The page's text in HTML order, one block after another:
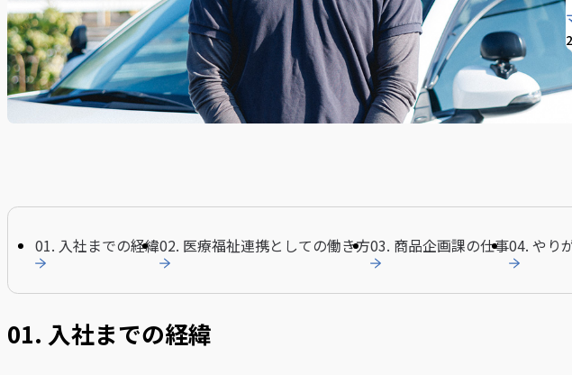
ビ
ュ
ー
T
さ
ん
01. 入社までの経緯02. 医療福祉連携としての働き方03. 商品企画課の仕事04. やり
01. 入社までの経緯